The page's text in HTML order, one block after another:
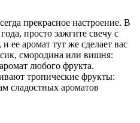
прекрасное настроение. В
просто зажгите свечу с
аромат тут же сделает вас
смородина или вишня:
любого фрукта.
тропические фрукты:
сладостных ароматов